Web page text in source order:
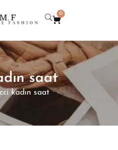
0
saat
kadın saat